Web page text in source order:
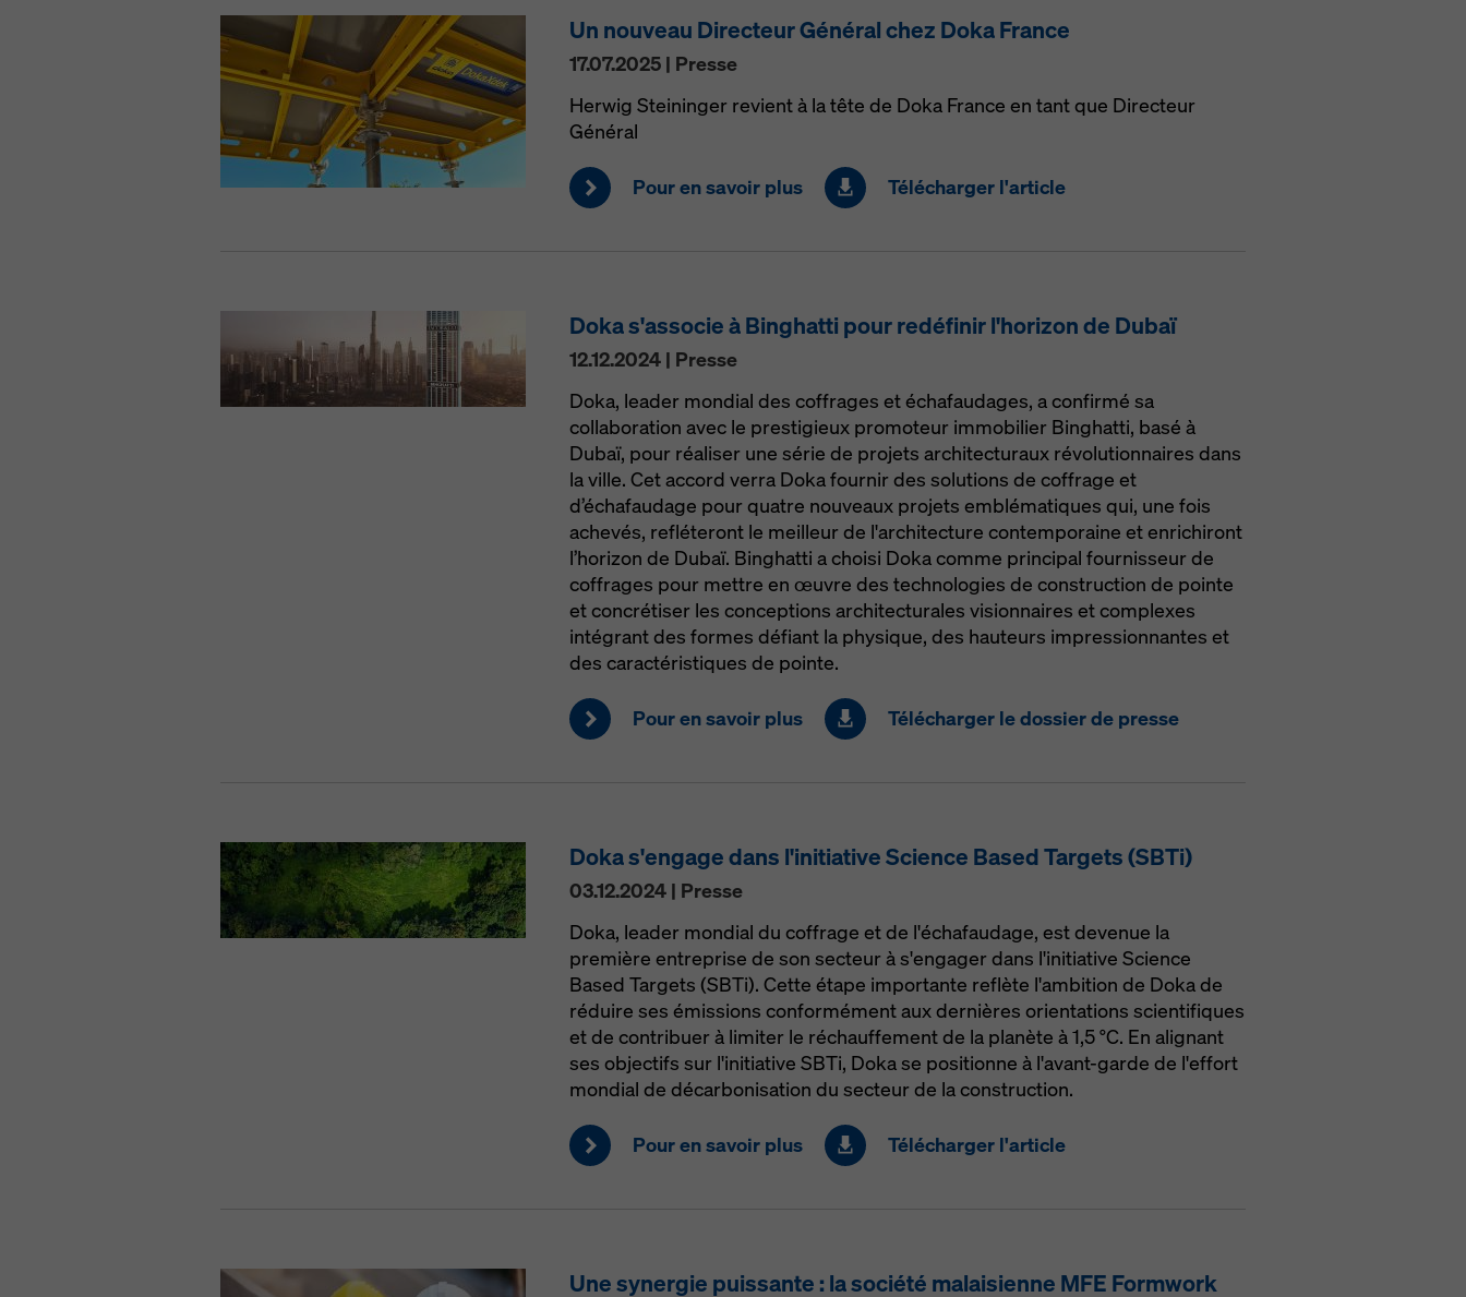
Un nouveau Directeur Général chez Doka France
17.07.2025 | Presse
Herwig Steininger revient à la tête de Doka France en tant que Directeur
Général
Pour en savoir plus Télécharger l'article
Doka s'associe à Binghatti pour redéfinir l'horizon de Dubaï
12.12.2024 | Presse
Doka, leader mondial des coffrages et échafaudages, a confirmé sa
collaboration avec le prestigieux promoteur immobilier Binghatti, basé à
Dubaï, pour réaliser une série de projets architecturaux révolutionnaires dans
la ville. Cet accord verra Doka fournir des solutions de coffrage et
d’échafaudage pour quatre nouveaux projets emblématiques qui, une fois
achevés, refléteront le meilleur de l'architecture contemporaine et enrichiront
l’horizon de Dubaï. Binghatti a choisi Doka comme principal fournisseur de
coffrages pour mettre en œuvre des technologies de construction de pointe
et concrétiser les conceptions architecturales visionnaires et complexes
intégrant des formes défiant la physique, des hauteurs impressionnantes et
des caractéristiques de pointe.
Pour en savoir plus Télécharger le dossier de presse
Doka s'engage dans l'initiative Science Based Targets (SBTi)
03.12.2024 | Presse
Doka, leader mondial du coffrage et de l'échafaudage, est devenue la
première entreprise de son secteur à s'engager dans l'initiative Science
Based Targets (SBTi). Cette étape importante reflète l'ambition de Doka de
réduire ses émissions conformément aux dernières orientations scientifiques
et de contribuer à limiter le réchauffement de la planète à 1,5 °C. En alignant
ses objectifs sur l'initiative SBTi, Doka se positionne à l'avant-garde de l'effort
mondial de décarbonisation du secteur de la construction.
Pour en savoir plus Télécharger l'article
Une synergie puissante : la société malaisienne MFE Formwork